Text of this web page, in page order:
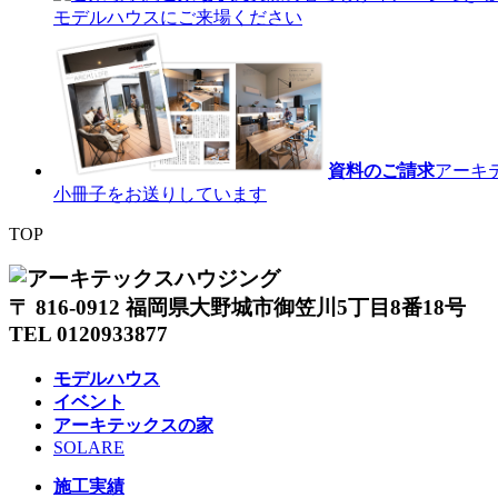
モデルハウスにご来場ください
資料のご請求アーキ
小冊子をお送りしています
TOP
〒 816-0912 福岡県大野城市御笠川5丁目8番18号
TEL 0120933877
モデルハウス
イベント
アーキテックスの家
SOLARE
施工実績